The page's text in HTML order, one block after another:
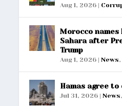
Aug 1, 2026 |
Morocco names
Sahara after
Trump
Aug 1, 2026 |News
Hamas agree to
Jul 31, 2026 |News